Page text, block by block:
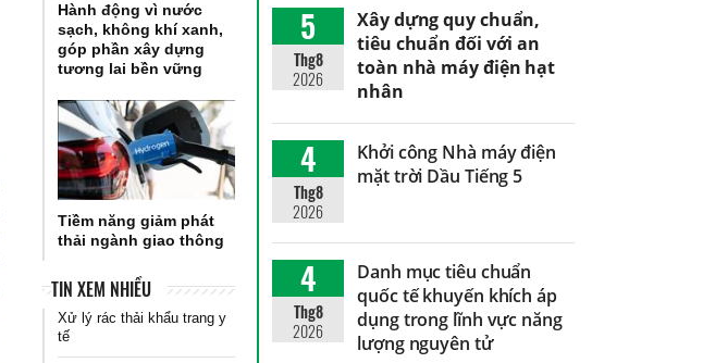
Hành động vì nước
sạch, không khí xanh,
góp phần xây dựng
tương lai bền vững
Tiềm năng giảm phát
thải ngành giao thông
TIN XEM NHIỀU
Xử lý rác thải khẩu trang y
tế
5
Thg8
2026
Xây dựng quy chuẩn,
tiêu chuẩn đối với an
toàn nhà máy điện hạt
nhân
4
Thg8
2026
Khởi công Nhà máy điện
mặt trời Dầu Tiếng 5
4
Thg8
2026
Danh mục tiêu chuẩn
quốc tế khuyến khích áp
dụng trong lĩnh vực năng
lượng nguyên tử